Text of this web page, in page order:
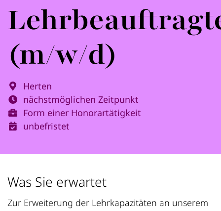
(m/w/d)
Herten
nächstmöglichen Zeitpunkt
Form einer Honorartätigkeit
unbefristet
Was Sie erwartet
Zur Erweiterung der Lehrkapazitäten an unserem